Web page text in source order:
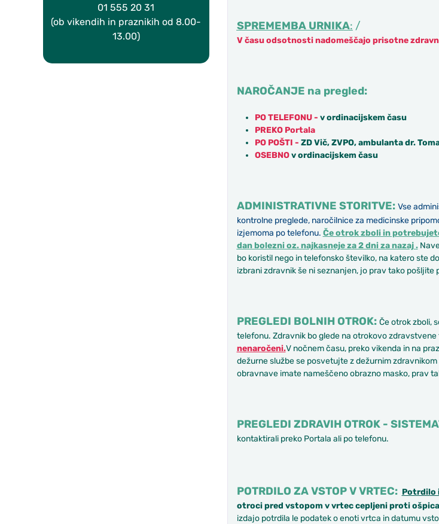
01 555 20 31
(ob vikendih in praznikih od 8.00-
13.00)
SPREMEMBA URNIKA: /
Včasu odsotnosti nadomeščajo prisotne
NAROČANJE na pregled:
PO TELEFONU - v ordinacijskem času
PREKO Portala
PO POŠTI - ZD Vič, ZVPO, ambulanta dr.
OSEBNOv ordinacijskem času
ADMINISTRATIVNE STORITVE: Vse
kontrolne preglede, naročilnice za medicinske
izjemoma po telefonu. Če otrok zboli in
dan bolezni oz. najkasneje za 2 dni za nazaj.
bo koristil nego in telefonsko številko, na katero ste
izbrani zdravnik še ni seznanjen, jo prav tako pošljite
PREGLEDI BOLNIH OTROK: Če otrok zboli,
telefonu. Zdravnik bo glede na otrokovo
nenaročeni.V nočnem času, preko vikenda in na
dežurne službe se posvetujte z dežurnim
obravnave imate nameščeno obrazno masko, prav
PREGLEDI ZDRAVIH OTROK -
kontaktirali preko Portala ali po telefonu.
POTRDILO ZA VSTOP V VRTEC: Potrdilo
otroci pred vstopom v vrtec cepljeni proti
izdajo potrdila le podatek o enoti vrtca in datumu